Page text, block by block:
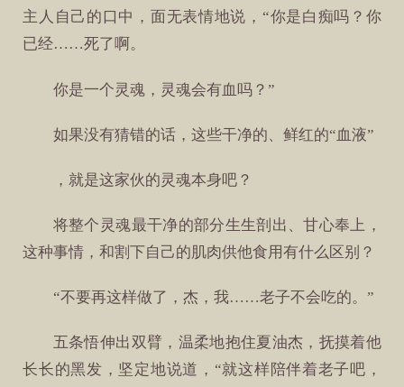
主人自己的口中，面无表情地说，“你是白痴吗？你
已经……死了啊。
你是一个灵魂，灵魂会有血吗？”
如果没有猜错的话，这些干净的、鲜红的“血液”
，就是这家伙的灵魂本身吧？
将整个灵魂最干净的部分生生剖出、甘心奉上，
这种事情，和割下自己的肌肉供他食用有什么区别？
“不要再这样做了，杰，我……老子不会吃的。”
五条悟伸出双臂，温柔地抱住夏油杰，抚摸着他
长长的黑发，坚定地说道，“就这样陪伴着老子吧，